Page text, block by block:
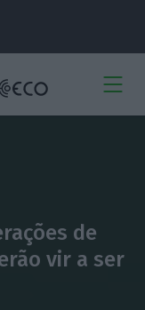
de
vir a ser